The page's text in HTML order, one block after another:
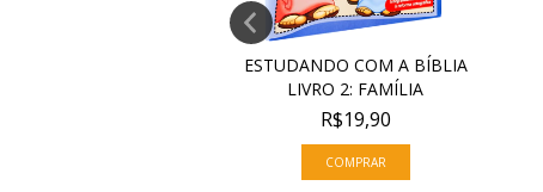
ESTUDANDO COM A BÍBLIA
LIVRO 2: FAMÍLIA
R$19,90